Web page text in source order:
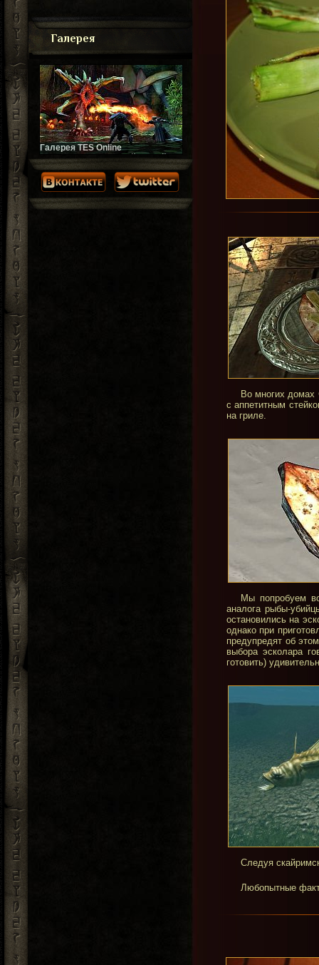
Галерея
Галерея TES Online
Скриншоты ожидаемой весной
2014 года онлайн-игры. Галерея
постоянно пополняется!
Во многих домах
с аппетитным
на гриле.
Мы попробуем
аналога рыбы-
остановились на
однако при
предупредят об
выбора эсколара
готовить)
Следуя
Любопытные